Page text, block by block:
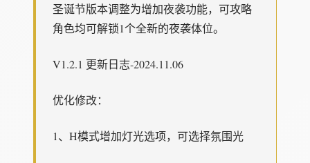
圣诞节版本调整为增加夜袭功能，可攻略
角色均可解锁1个全新的夜袭体位。
V1.2.1 更新日志-2024.11.06
优化修改：
1、H模式增加灯光选项，可选择氛围光